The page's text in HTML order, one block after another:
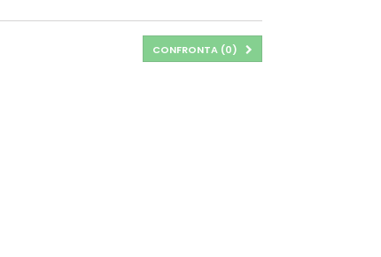
CONFRONTA (0)